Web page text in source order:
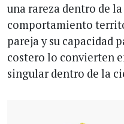
una rareza dentro de
comportamiento
pareja y su capacidad
costero lo convierten
singular dentro de la